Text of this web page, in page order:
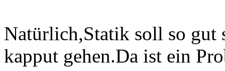
Natürlich,Statik soll so gut
kapput gehen.Da ist ein